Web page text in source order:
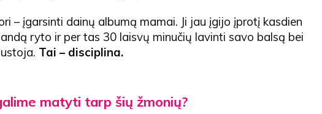
– įgarsinti dainų albumą mamai. Ji jau įgijo įprotį kasdien
ryto ir per tas 30 laisvų minučių lavinti savo balsą bei
Tai – disciplina.
matyti tarp šių žmonių?